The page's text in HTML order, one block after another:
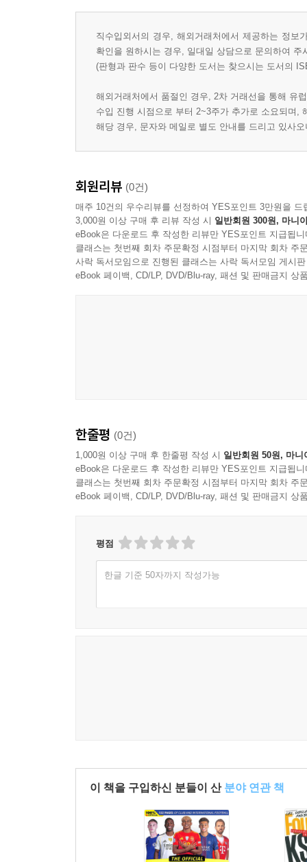
직수입외서의 경우, 해외거래처에서 제공하는 정
확인을 원하시는 경우, 일대일 상담으로 문의하여 주
(판형과 판수 등이 다양한 도서는 찾으시는 도서의
해외거래처에서 품절인 경우, 2차 거래선을 통해 유
수입 진행 시점으로 부터 2~3주가 추가로 소요되며,
해당 경우, 문자와 메일로 별도 안내를 드리고 있사
회원리뷰 (0건)
매주 10건의 우수리뷰를 선정하여 YES포인트 3만원을 드
3,000원 이상 구매 후 리뷰 작성 시 일반회원 300원, 마니
eBook은 다운로드 후 작성한 리뷰만 YES포인트 지급됩니
클래스는 첫번째 회차 주문확정 시점부터 마지막 회차 주
사락 독서모임으로 진행된 클래스는 사락 독서모임 게시
eBook 페이백, CD/LP, DVD/Blu-ray, 패션 및 판매금지 상
한줄평 (0건)
1,000원 이상 구매 후 한줄평 작성 시 일반회원 50원, 마니
eBook은 다운로드 후 작성한 리뷰만 YES포인트 지급됩니
클래스는 첫번째 회차 주문확정 시점부터 마지막 회차 주
eBook 페이백, CD/LP, DVD/Blu-ray, 패션 및 판매금지 상
평점
한글 기준 50자까지 작성가능
이 책을 구입하신 분들이 산 분야 연관 책